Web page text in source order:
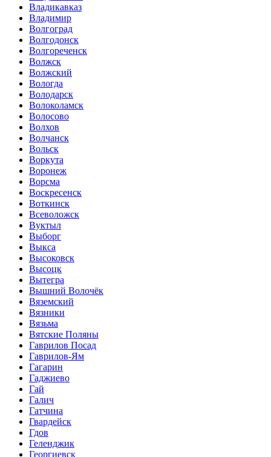
Владикавказ
Владимир
Волгоград
Волгодонск
Волгореченск
Волжск
Волжский
Вологда
Володарск
Волоколамск
Волосово
Волхов
Волчанск
Вольск
Воркута
Воронеж
Ворсма
Воскресенск
Воткинск
Всеволожск
Вуктыл
Выборг
Выкса
Высоковск
Высоцк
Вытегра
Вышний Волочёк
Вяземский
Вязники
Вязьма
Вятские Поляны
Гаврилов Посад
Гаврилов-Ям
Гагарин
Гаджиево
Гай
Галич
Гатчина
Гвардейск
Гдов
Геленджик
Георгиевск